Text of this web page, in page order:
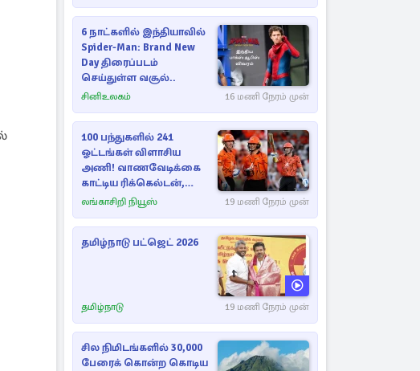
6 நாட்களில் இந்தியாவில்
Spider-Man: Brand New
Day திரைப்படம்
செய்துள்ள வசூல்..
சினிஉலகம் 16 மணி நேரம் முன்
100 பந்துகளில் 241
ஓட்டங்கள் விளாசிய
அணி! வாணவேடிக்கை
காட்டிய ரிக்கெல்டன்,
மார்ஷ்
லங்காசிறி நியூஸ் 19 மணி நேரம் முன்
தமிழ்நாடு பட்ஜெட் 2026
தமிழ்நாடு 19 மணி நேரம் முன்
சில நிமிடங்களில் 30,000
பேரைக் கொன்ற கொடிய